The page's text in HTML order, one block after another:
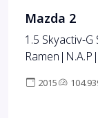
Mazda 2
1.5 Skyactiv-
2015